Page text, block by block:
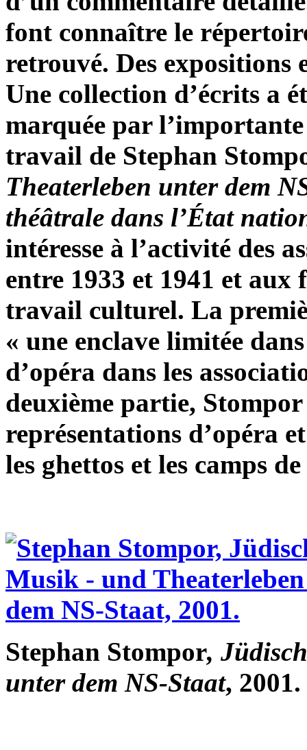
font connaître le
retrouvé. Des expositions
Une collection d’écrits a
marquée par
travail de Stephan
Theaterleben unter dem
théâtrale dans l’État
intéresse à l’activité des
entre 1933 et 1941 et aux
travail culturel. La
« une enclave limitée
d’opéra dans les
deuxième partie,
représentations d’opéra
les ghettos et les camps
Stephan Stompor,
unter dem NS-Staat, 2001.